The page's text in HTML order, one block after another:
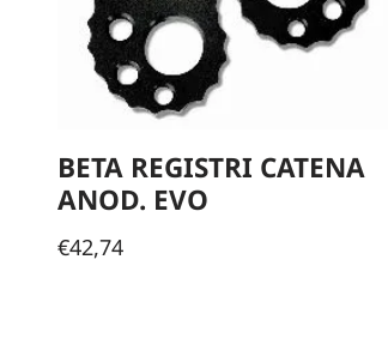
BETA REGISTRI CATENA
ANOD. EVO
€42,74